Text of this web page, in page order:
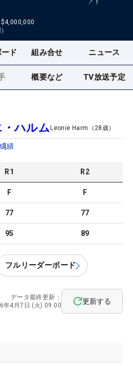
$4,000,000
ド 組み合せ ニュース
概要など TV放送予定
・ハルムLeonie Harm （ 28 歳）
成績
R1 R2
F F
77 77
95 89
フルリーダーボード
データ最終更新：
年4月7日 (火) 09:00
更新する